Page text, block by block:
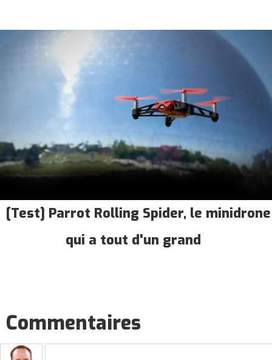
[Test] Parrot Rolling Spider, le minidrone
qui a tout d'un grand
Commentaires